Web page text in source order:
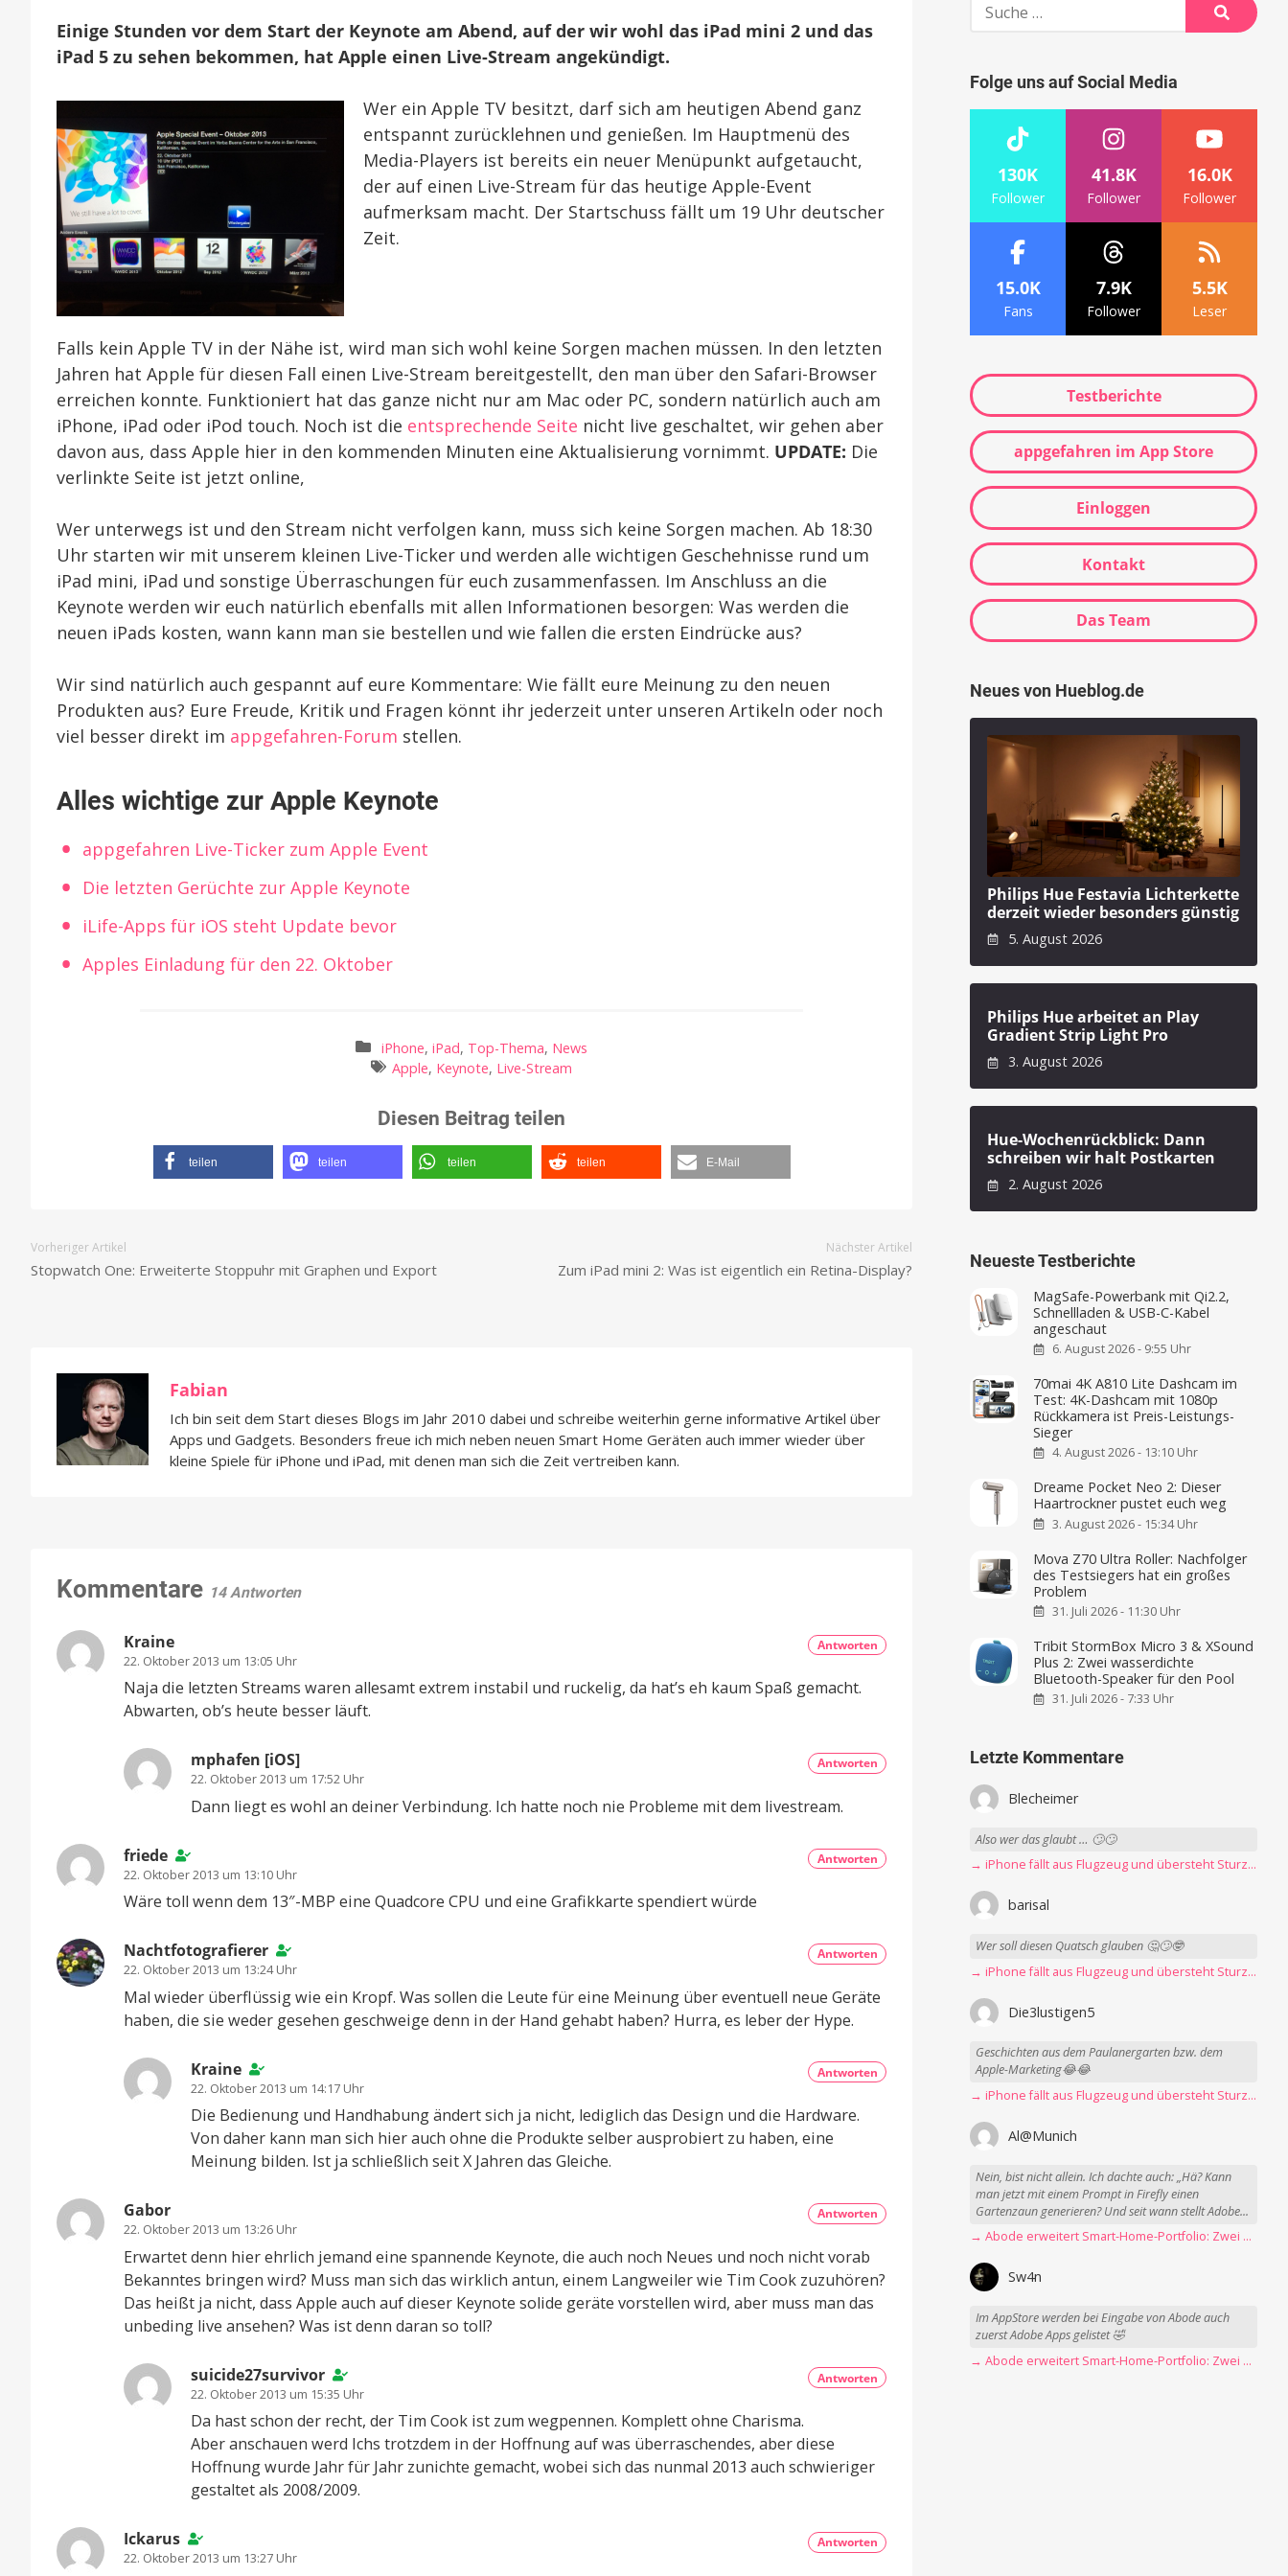
bestätigt
Einige Stunden vor dem Start der Keynote am Abend, auf der wir wohl das iPad mini 2 und das
iPad 5 zu sehen bekommen, hat Apple einen Live-Stream angekündigt.
Wer ein Apple TV besitzt, darf sich am heutigen Abend ganz
entspannt zurücklehnen und genießen. Im Hauptmenü des
Media-Players ist bereits ein neuer Menüpunkt aufgetaucht,
der auf einen Live-Stream für das heutige Apple-Event
aufmerksam macht. Der Startschuss fällt um 19 Uhr deutscher
Zeit.
Falls kein Apple TV in der Nähe ist, wird man sich wohl keine Sorgen machen müssen. In den letzten
Jahren hat Apple für diesen Fall einen Live-Stream bereitgestellt, den man über den Safari-Browser
erreichen konnte. Funktioniert hat das ganze nicht nur am Mac oder PC, sondern natürlich auch am
iPhone, iPad oder iPod touch. Noch ist die entsprechende Seite nicht live geschaltet, wir gehen aber
davon aus, dass Apple hier in den kommenden Minuten eine Aktualisierung vornimmt. UPDATE: Die
verlinkte Seite ist jetzt online,
Wer unterwegs ist und den Stream nicht verfolgen kann, muss sich keine Sorgen machen. Ab 18:30
Uhr starten wir mit unserem kleinen Live-Ticker und werden alle wichtigen Geschehnisse rund um
iPad mini, iPad und sonstige Überraschungen für euch zusammenfassen. Im Anschluss an die
Keynote werden wir euch natürlich ebenfalls mit allen Informationen besorgen: Was werden die
neuen iPads kosten, wann kann man sie bestellen und wie fallen die ersten Eindrücke aus?
Wir sind natürlich auch gespannt auf eure Kommentare: Wie fällt eure Meinung zu den neuen
Produkten aus? Eure Freude, Kritik und Fragen könnt ihr jederzeit unter unseren Artikeln oder noch
viel besser direkt im appgefahren-Forum stellen.
Alles wichtige zur Apple Keynote
appgefahren Live-Ticker zum Apple Event
Die letzten Gerüchte zur Apple Keynote
iLife-Apps für iOS steht Update bevor
Apples Einladung für den 22. Oktober
iPhone, iPad, Top-Thema, News
Apple, Keynote, Live-Stream
Diesen Beitrag teilen
teilen teilen teilen teilen E-Mail
Vorheriger Artikel
Stopwatch One: Erweiterte Stoppuhr mit Graphen und Export
Nächster Artikel
Zum iPad mini 2: Was ist eigentlich ein Retina-Display?
Fabian
Ich bin seit dem Start dieses Blogs im Jahr 2010 dabei und schreibe weiterhin gerne informative Artikel über
Apps und Gadgets. Besonders freue ich mich neben neuen Smart Home Geräten auch immer wieder über
kleine Spiele für iPhone und iPad, mit denen man sich die Zeit vertreiben kann.
Kommentare 14 Antworten
Kraine
22. Oktober 2013 um 13:05 Uhr
Naja die letzten Streams waren allesamt extrem instabil und ruckelig, da hat’s eh kaum Spaß gemacht.
Abwarten, ob’s heute besser läuft.
Antworten
mphafen [iOS]
22. Oktober 2013 um 17:52 Uhr
Dann liegt es wohl an deiner Verbindung. Ich hatte noch nie Probleme mit dem livestream.
Antworten
friede
22. Oktober 2013 um 13:10 Uhr
Wäre toll wenn dem 13″-MBP eine Quadcore CPU und eine Grafikkarte spendiert würde
Antworten
Nachtfotografierer
22. Oktober 2013 um 13:24 Uhr
Mal wieder überflüssig wie ein Kropf. Was sollen die Leute für eine Meinung über eventuell neue Geräte
haben, die sie weder gesehen geschweige denn in der Hand gehabt haben? Hurra, es leber der Hype.
Antworten
Kraine
22. Oktober 2013 um 14:17 Uhr
Die Bedienung und Handhabung ändert sich ja nicht, lediglich das Design und die Hardware.
Von daher kann man sich hier auch ohne die Produkte selber ausprobiert zu haben, eine
Meinung bilden. Ist ja schließlich seit X Jahren das Gleiche.
Antworten
Gabor
22. Oktober 2013 um 13:26 Uhr
Erwartet denn hier ehrlich jemand eine spannende Keynote, die auch noch Neues und noch nicht vorab
Bekanntes bringen wird? Muss man sich das wirklich antun, einem Langweiler wie Tim Cook zuzuhören?
Das heißt ja nicht, dass Apple auch auf dieser Keynote solide geräte vorstellen wird, aber muss man das
unbeding live ansehen? Was ist denn daran so toll?
Antworten
suicide27survivor
22. Oktober 2013 um 15:35 Uhr
Da hast schon der recht, der Tim Cook ist zum wegpennen. Komplett ohne Charisma.
Aber anschauen werd Ichs trotzdem in der Hoffnung auf was überraschendes, aber diese
Hoffnung wurde Jahr für Jahr zunichte gemacht, wobei sich das nunmal 2013 auch schwieriger
gestaltet als 2008/2009.
Antworten
Ickarus
22. Oktober 2013 um 13:27 Uhr
Antworten
Suche
Folge uns auf Social Media
130K
Follower
41.8K
Follower
16.0K
Follower
15.0K
Fans
7.9K
Follower
5.5K
Leser
Testberichte
appgefahren im App Store
Einloggen
Kontakt
Das Team
Neues von Hueblog.de
Philips Hue Festavia Lichterkette
derzeit wieder besonders günstig
5. August 2026
Philips Hue arbeitet an Play
Gradient Strip Light Pro
3. August 2026
Hue-Wochenrückblick: Dann
schreiben wir halt Postkarten
2. August 2026
Neueste Testberichte
MagSafe-Powerbank mit Qi2.2,
Schnellladen & USB-C-Kabel
angeschaut
6. August 2026 - 9:55 Uhr
70mai 4K A810 Lite Dashcam im
Test: 4K-Dashcam mit 1080p
Rückkamera ist Preis-Leistungs-
Sieger
4. August 2026 - 13:10 Uhr
Dreame Pocket Neo 2: Dieser
Haartrockner pustet euch weg
3. August 2026 - 15:34 Uhr
Mova Z70 Ultra Roller: Nachfolger
des Testsiegers hat ein großes
Problem
31. Juli 2026 - 11:30 Uhr
Tribit StormBox Micro 3 & XSound
Plus 2: Zwei wasserdichte
Bluetooth-Speaker für den Pool
31. Juli 2026 - 7:33 Uhr
Letzte Kommentare
Blecheimer
Also wer das glaubt … 🙄🙄
→ iPhone fällt aus Flugzeug und übersteht Sturz unbeschadet
barisal
Wer soll diesen Quatsch glauben 🤔🙄🤓
→ iPhone fällt aus Flugzeug und übersteht Sturz unbeschadet
Die3lustigen5
Geschichten aus dem Paulanergarten bzw. dem
Apple-Marketing😂😂
→ iPhone fällt aus Flugzeug und übersteht Sturz unbeschadet
Al@Munich
Nein, bist nicht allein. Ich dachte auch: „Hä? Kann
man jetzt mit einem Prompt in Firefly einen
Gartenzaun generieren? Und seit wann stellt Adobe...
→ Abode erweitert Smart-Home-Portfolio: Zwei neue Sensoren für Garagen, Tore und mehr
Sw4n
Im AppStore werden bei Eingabe von Abode auch
zuerst Adobe Apps gelistet 🤣
→ Abode erweitert Smart-Home-Portfolio: Zwei neue Sensoren für Garagen, Tore und mehr